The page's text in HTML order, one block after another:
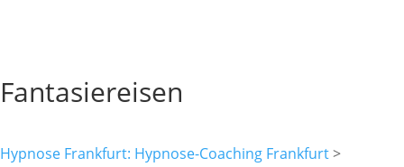
Fantasiereisen
Hypnose Frankfurt: Hypnose-Coaching Frankfurt>